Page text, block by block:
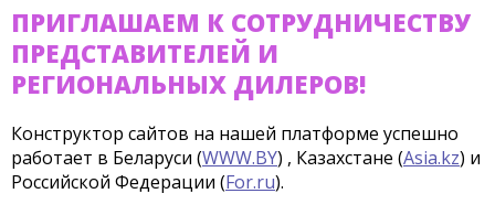
ПРИГЛАШАЕМ К СОТРУДНИЧЕСТВУ
ПРЕДСТАВИТЕЛЕЙ И
РЕГИОНАЛЬНЫХ ДИЛЕРОВ!
Конструктор сайтов на нашей платформе успешно
работает в Беларуси (WWW.BY) , Казахстане (Asia.kz) и
Российской Федерации (For.ru).